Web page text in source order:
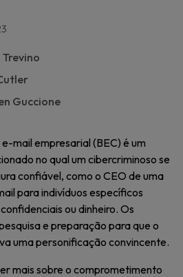
Guccione
mail empresarial (BEC) é um
no qual um cibercriminoso se
confiável, como o CEO de uma
para indivíduos específicos
ou dinheiro. Os
e preparação para que o
uma personificação convincente.
mais sobre o comprometimento